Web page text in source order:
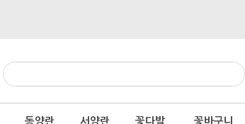
동양란 서양란 꽃다발 꽃바구니